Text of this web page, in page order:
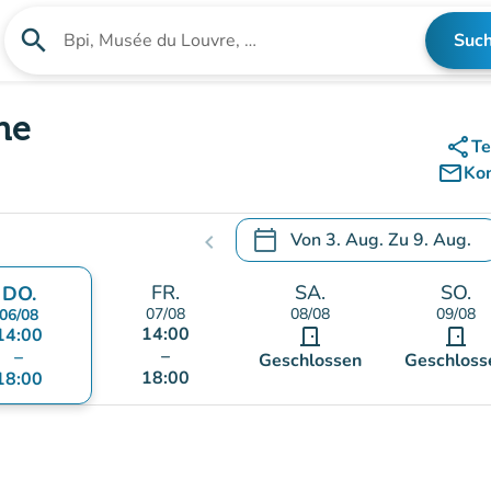
search Suche nach einer Einrichtung
share
mail_outline
chevron_left calendar_today Von3. Aug. Zu 9. Aug.
.Öffnen Sie den Kalender,
DO.
06/08
–
FR.
07/08
14:00
–
18:00
SA.
08/08
door_front
Geschlossen
SO.
09/08
door_front